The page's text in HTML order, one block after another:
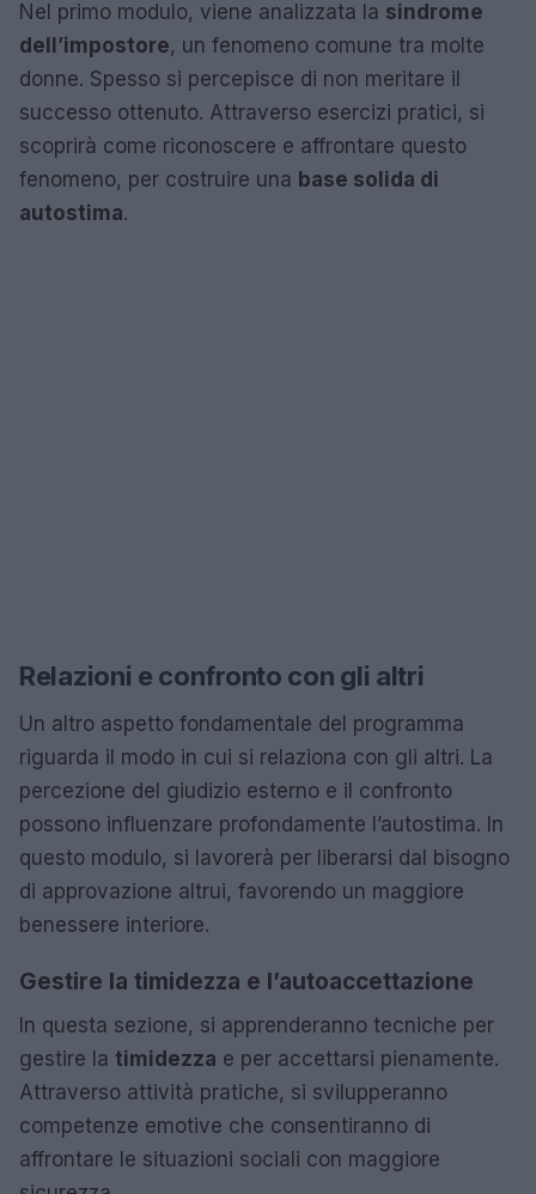
Nel primo modulo, viene analizzata la sindrome
dell’impostore, un fenomeno comune tra molte
donne. Spesso si percepisce di non meritare il
successo ottenuto. Attraverso esercizi pratici, si
scoprirà come riconoscere e affrontare questo
fenomeno, per costruire una base solida di
autostima.
Relazioni e confronto con gli altri
Un altro aspetto fondamentale del programma
riguarda il modo in cui si relaziona con gli altri. La
percezione del giudizio esterno e il confronto
possono influenzare profondamente l’autostima. In
questo modulo, si lavorerà per liberarsi dal bisogno
di approvazione altrui, favorendo un maggiore
benessere interiore.
Gestire la timidezza e l’autoaccettazione
In questa sezione, si apprenderanno tecniche per
gestire la timidezza e per accettarsi pienamente.
Attraverso attività pratiche, si svilupperanno
competenze emotive che consentiranno di
affrontare le situazioni sociali con maggiore